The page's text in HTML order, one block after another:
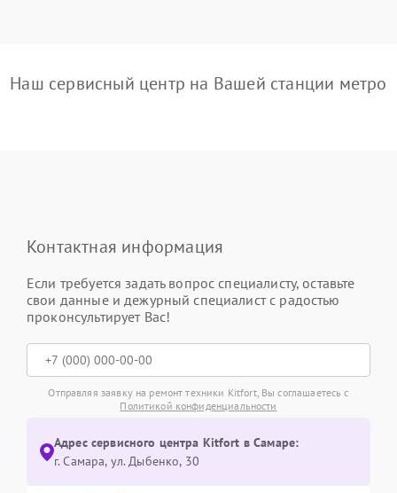
Наш сервисный центр на Вашей станции метро
Контактная информация
Если требуется задать вопрос специалисту, оставьте
свои данные и дежурный специалист с радостью
проконсультирует Вас!
Отправляя заявку на ремонт техники Kitfort, Вы соглашаетесь с
Политикой конфиденциальности
Адрес сервисного центра Kitfort в Самаре:
г. Самара, ул. Дыбенко, 30